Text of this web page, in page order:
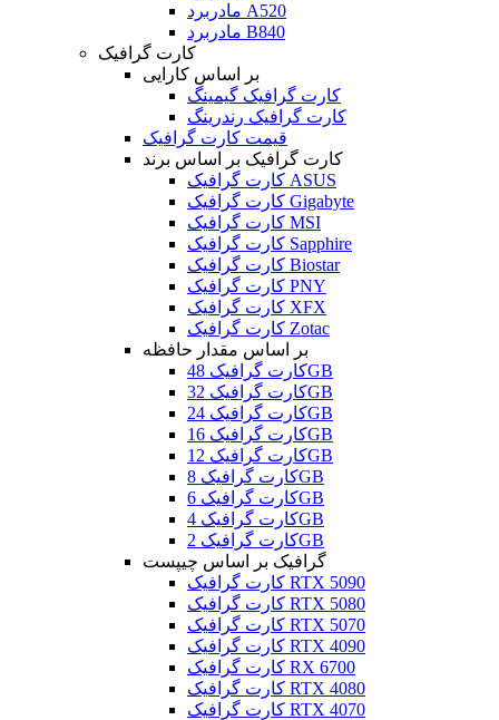
مادربرد A520
مادربرد B840
کارت گرافیک
بر اساس کارایی
کارت گرافیک گیمینگ
کارت گرافیک رندرینگ
قیمت کارت گرافیک
کارت گرافیک بر اساس برند
کارت گرافیک ASUS
کارت گرافیک Gigabyte
کارت گرافیک MSI
کارت گرافیک Sapphire
کارت گرافیک Biostar
کارت گرافیک PNY
کارت گرافیک XFX
کارت گرافیک Zotac
بر اساس مقدار حافظه
کارت گرافیک 48GB
کارت گرافیک 32GB
کارت گرافیک 24GB
کارت گرافیک 16GB
کارت گرافیک 12GB
کارت گرافیک 8GB
کارت گرافیک 6GB
کارت گرافیک 4GB
کارت گرافیک 2GB
گرافیک بر اساس چیپست
کارت گرافیک RTX 5090
کارت گرافیک RTX 5080
کارت گرافیک RTX 5070
کارت گرافیک RTX 4090
کارت گرافیک RX 6700
کارت گرافیک RTX 4080
کارت گرافیک RTX 4070